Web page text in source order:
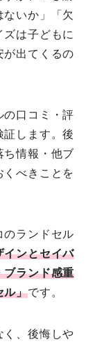
いか」「欠
は子どもに
が出てくるの
の口コミ・評
証します。後
ち情報・他ブ
くべきことを
のランドセル
インとセイバ
ブランド感重
ル」です。
く、後悔しや